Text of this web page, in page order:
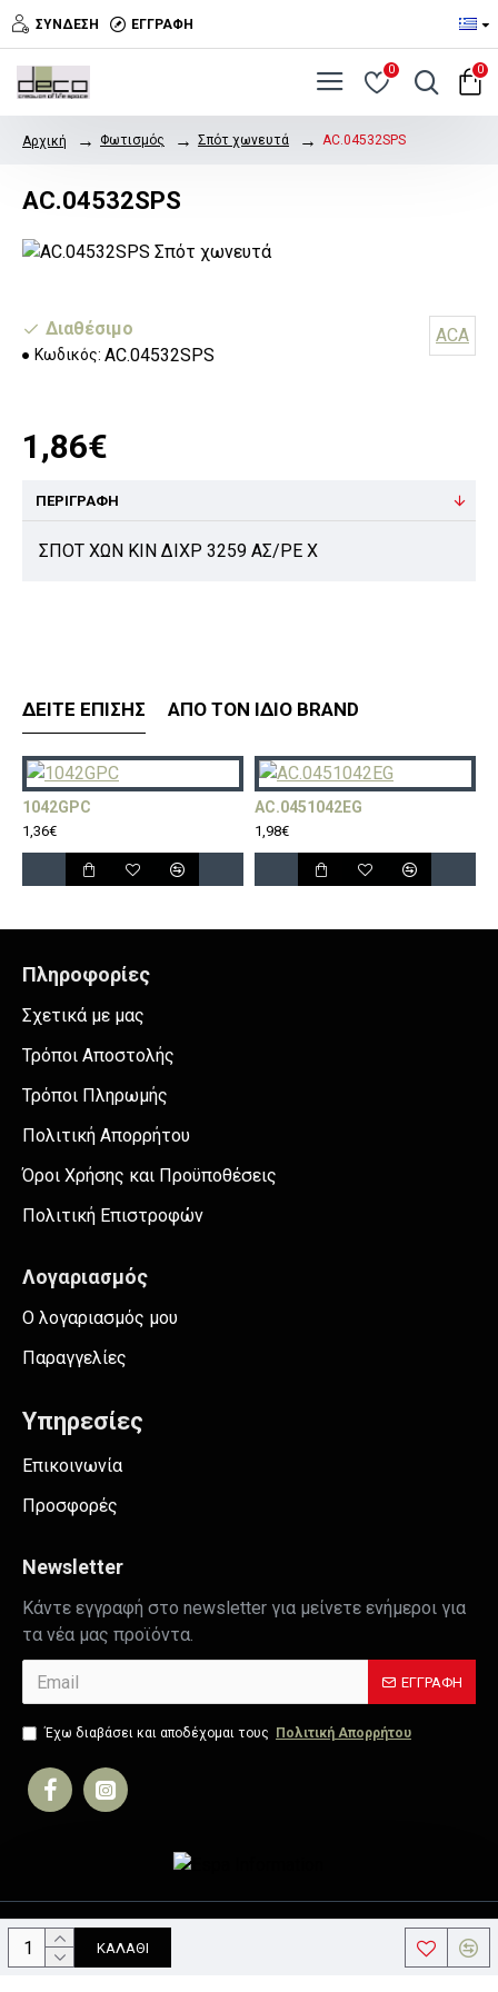
ΣΎΝΔΕΣΗ ΕΓΓΡΑΦΉ
0 0
Αρχική Φωτισμός Σπότ χωνευτά AC.04532SPS
AC.04532SPS
Διαθέσιμο
Κωδικός: AC.04532SPS
ACA
1,86€
ΚΑΛΆΘΙ
ΠΕΡΙΓΡΑΦΉ
ΣΠΟΤ ΧΩΝ ΚΙΝ ΔΙΧΡ 3259 ΑΣ/ΡΕ Χ
ΔΕΊΤΕ ΕΠΊΣΗΣ ΑΠΌ ΤΟΝ ΊΔΙΟ BRAND
1042GPC
1,36€
AC.0451042EG
1,98€
Πληροφορίες
Σχετικά με μας
Τρόποι Αποστολής
Τρόποι Πληρωμής
Πολιτική Απορρήτου
Όροι Χρήσης και Προϋποθέσεις
Πολιτική Επιστροφών
Λογαριασμός
Ο λογαριασμός μου
Παραγγελίες
Υπηρεσίες
Επικοινωνία
Προσφορές
Newsletter
Κάντε εγγραφή στο newsletter για μείνετε ενήμεροι για
τα νέα μας προϊόντα.
ΕΓΓΡΑΦΉ
Έχω διαβάσει και αποδέχομαι τους Πολιτική Απορρήτου